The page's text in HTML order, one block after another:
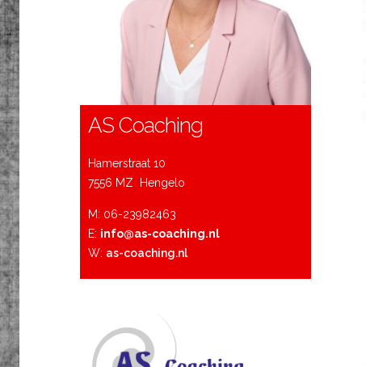
AS Coaching
Hamerstraat 10
7556 MZ Hengelo
M: 06-23982463
E: info@as-coaching.nl
W: as-coaching.nl